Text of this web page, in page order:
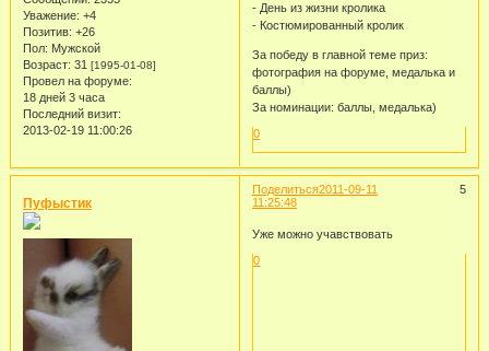
Уважение: +4
Позитив: +26
Пол: Мужской
Возраст: 31 [1995-01-08]
Провел на форуме:
18 дней 3 часа
Последний визит:
2013-02-19 11:00:26
- День из жизни кролика
- Костюмированный кролик
За победу в главной теме приз:
фотография на форуме, медалька и
баллы)
За номинации: баллы, медалька)
0
Поделиться 5
2011-09-11
11:25:48
Пуфыстик
Уже можно учавствовать
0